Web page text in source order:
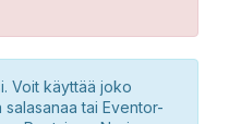
Voit käyttää joko
tai Eventor-